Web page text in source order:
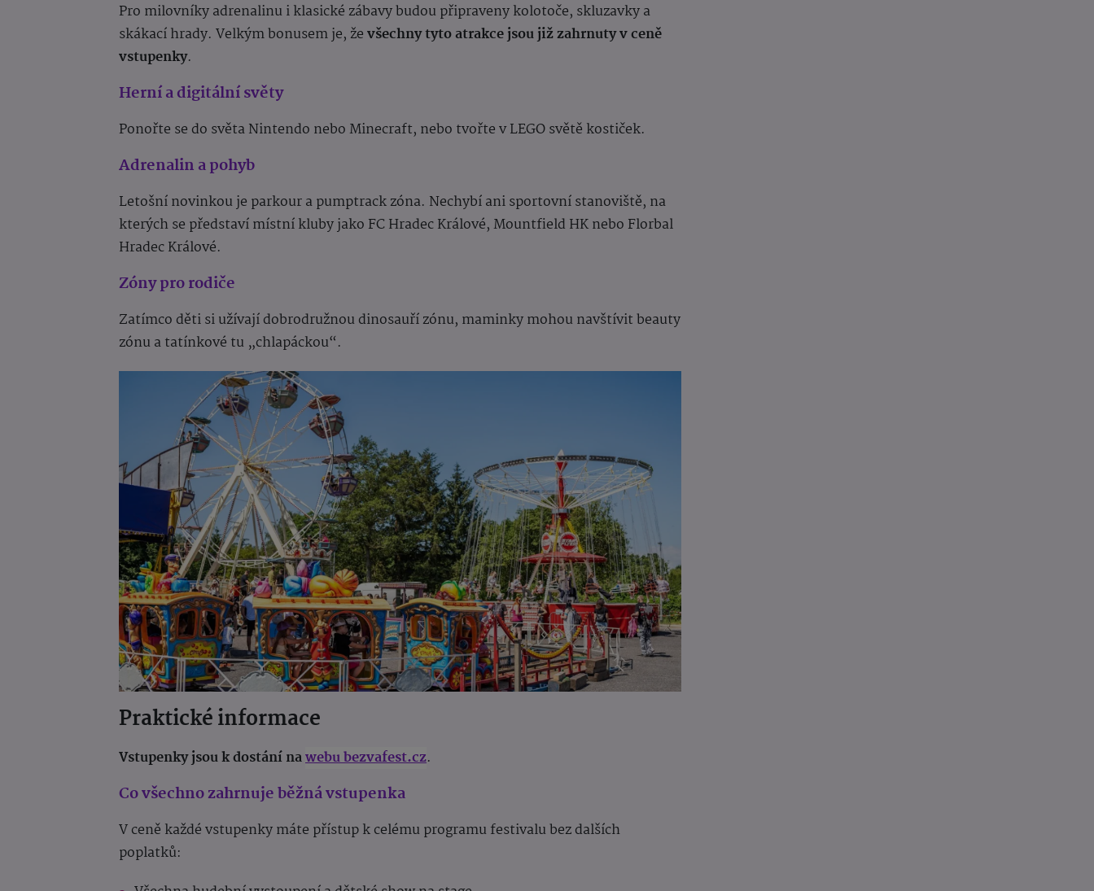
Pro milovníky adrenalinu i klasické zábavy budou připraveny kolotoče, skluzavky a
skákací hrady. Velkým bonusem je, ževšechny tyto atrakce jsou již zahrnuty v ceně
vstupenky.
Herní a digitální světy
Ponořte se do světa Nintendo nebo Minecraft, nebo tvořte v LEGO světě kostiček.
Adrenalin a pohyb
Letošní novinkou je parkour a pumptrack zóna. Nechybí ani sportovní stanoviště, na
kterých se představí místní kluby jako FC Hradec Králové, Mountfield HK nebo Florbal
Hradec Králové.
Zóny pro rodiče
Zatímco děti si užívají dobrodružnou dinosauří zónu, maminky mohou navštívit beauty
zónu a tatínkové tu „chlapáckou“.
Praktické informace
Vstupenky jsou kdostání nawebu bezvafest.cz.
Co všechno zahrnuje běžná vstupenka
V ceně každé vstupenky máte přístup k celému programu festivalu bez dalších
poplatků: